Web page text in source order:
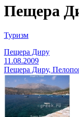
Пещера
Туризм
Пещера Диру
11.08.2009
Пещера Диру,